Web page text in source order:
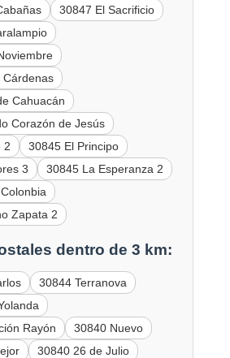
30847 El Sacrificio
Cahuacán
Corazón de Jesús
2
30845 El Principo
3
30845 La Esperanza 2
Zapata 2
dentro de 3 km:
30844 Terranova
Rayón
30840 Nuevo
30840 26 de Julio